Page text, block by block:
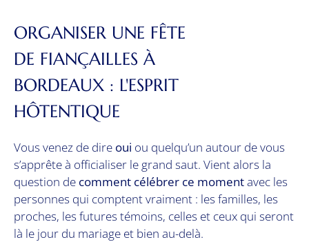
ORGANISER UNE FÊTE
DE FIANÇAILLES À
BORDEAUX : L'ESPRIT
HÔTENTIQUE
Vous venez de dire oui ou quelqu’un autour de vous
s’apprête à officialiser le grand saut. Vient alors la
question de comment célébrer ce momentavec les
personnes qui comptent vraiment : les familles, les
proches, les futures témoins, celles et ceux qui seront
là le jour du mariage et bien au-delà.